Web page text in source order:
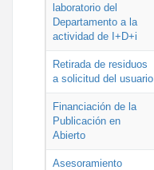
laboratorio del
Departamento a la
actividad de I+D+i
Retirada de residuos
a solicitud del usuario
Financiación de la
Publicación en
Abierto
Asesoramiento